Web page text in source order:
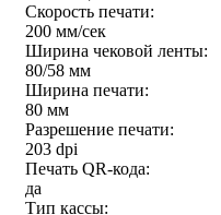
Скорость печати:
200 мм/сек
Ширина чековой ленты:
80/58 мм
Ширина печати:
80 мм
Разрешение печати:
203 dpi
Печать QR-кода:
да
Тип кассы: